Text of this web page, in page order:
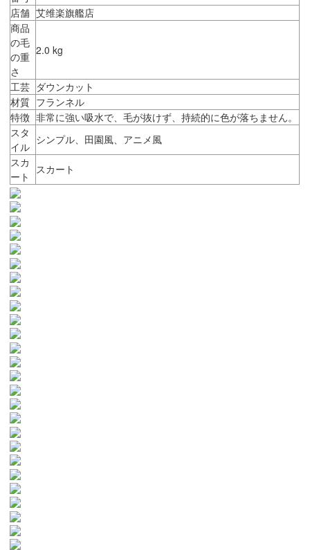
店舗 艾维楽旗艦店
商品
の毛
の重
さ
2.0 kg
工芸 ダウンカット
材質 フランネル
特徴 非常に強い吸水で、毛が抜けず、持続的に色が落ちません。
スタ
イル
シンプル、田園風、アニメ風
スカ
ート
スカート